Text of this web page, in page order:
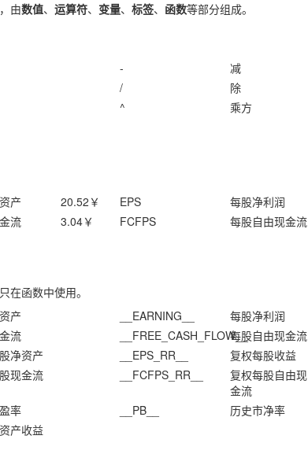
由数值、 运算符、 变量、 标签、 函数等部分组成。
-
减
/
除
^ 乘方
产 20.52 ￥ EPS 每股净利润
流 3.04￥ FCFPS 每股自由现金流
在函数中使用。
产 __EARNING__
每股净利润
流 __FREE_CASH_FLOW__每股自由现金流
净资产 __EPS_RR__
复权每股收益
现金流 __FCFPS_RR__
复权每股自由现
金流
率 __PB__
历史市净率
产收益